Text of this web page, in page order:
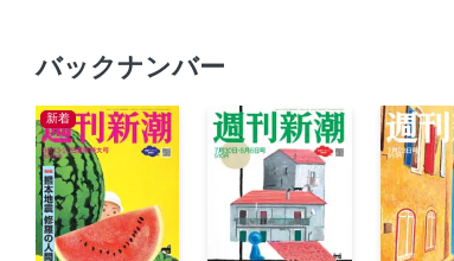
バックナンバー
新着